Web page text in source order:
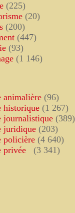
(225)
(20)
(200)
(447)
(93)
(1 146)
animalière (96)
historique (1 267)
journalistique (389)
juridique (203)
policière (4 640)
privée
(3 341)